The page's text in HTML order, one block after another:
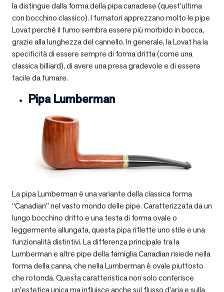
la distingue dalla forma della pipa canadese (quest’ultima
con bocchino classico). I fumatori apprezzano molto le pipe
Lovat perché il fumo sembra essere più morbido in bocca,
grazie alla lunghezza del cannello. In generale, la Lovat ha la
specificità di essere sempre di forma dritta (come una
classica billiard), di avere una presa gradevole e di essere
facile da fumare.
Pipa Lumberman
La pipa Lumberman è una variante della classica forma
“Canadian” nel vasto mondo delle pipe. Caratterizzata da un
lungo bocchino dritto e una testa di forma ovale o
leggermente allungata, questa pipa riflette uno stile e una
funzionalità distintivi. La differenza principale tra la
Lumberman e altre pipe della famiglia Canadian risiede nella
forma della canna, che nella Lumberman è ovale piuttosto
che rotonda. Questa caratteristica non solo conferisce
un’estetica unica ma influisce anche sul flusso d’aria e sulla